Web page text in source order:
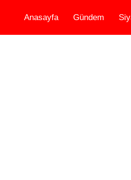
Anasayfa Gündem